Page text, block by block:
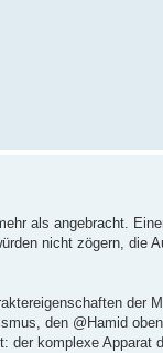
als angebracht.
nicht zögern, die
der
den @Hamid
komplexe Apparat